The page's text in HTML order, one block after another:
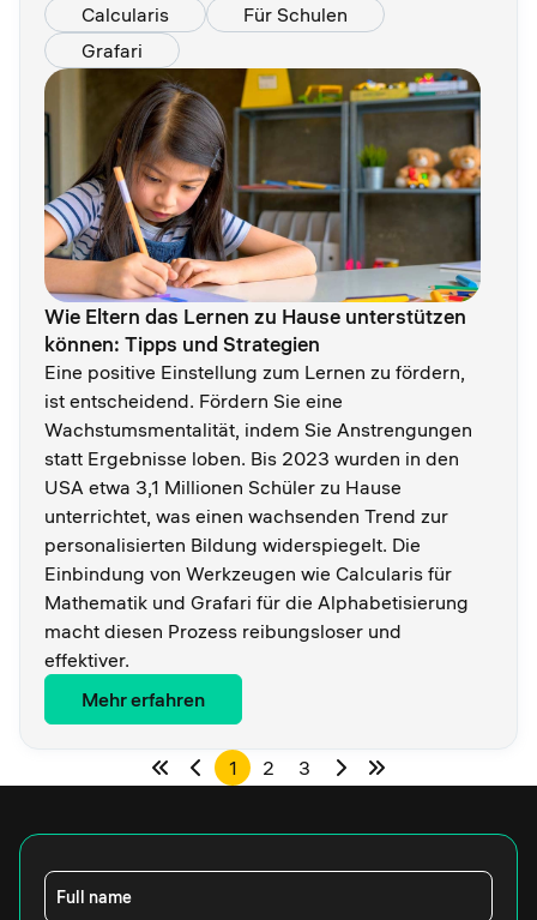
Calcularis
Für Schulen
Grafari
Wie Eltern das Lernen zu Hause unterstützen
können: Tipps und Strategien
Eine positive Einstellung zum Lernen zu fördern,
ist entscheidend. Fördern Sie eine
Wachstumsmentalität, indem Sie Anstrengungen
statt Ergebnisse loben. Bis 2023 wurden in den
USA etwa 3,1 Millionen Schüler zu Hause
unterrichtet, was einen wachsenden Trend zur
personalisierten Bildung widerspiegelt. Die
Einbindung von Werkzeugen wie Calcularis für
Mathematik und Grafari für die Alphabetisierung
macht diesen Prozess reibungsloser und
effektiver.
Mehr erfahren
1 2 3
Full name